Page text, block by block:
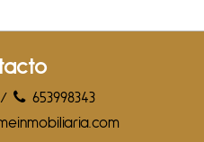
/
653998343